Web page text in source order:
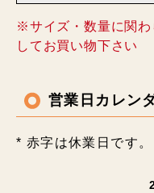
※サイズ・数量に関わ
してお買い物下さい
営業日カレン
* 赤字は休業日です。